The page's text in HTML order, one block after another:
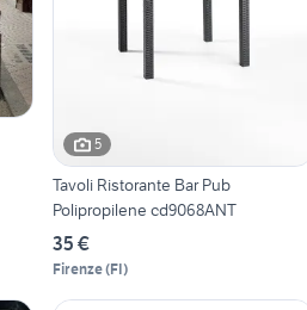
5
Tavoli Ristorante Bar Pub
Polipropilene cd9068ANT
35 €
Firenze(FI)